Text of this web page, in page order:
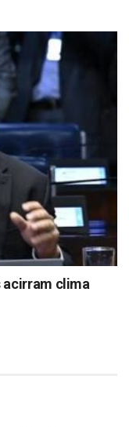
acirram clima